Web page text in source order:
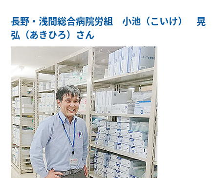
長野・浅間総合病院労組 小池（こいけ） 晃
弘（あきひろ）さん